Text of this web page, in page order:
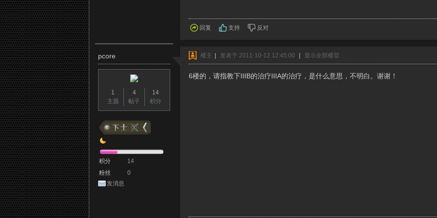
回复 支持 反对
pcore
1
主题
4
帖子
14
积分
积分
14
粉丝
0
发消息
楼主 发表于 2011-10-12 12:45:00 显示全部楼层
6楼的，请指教下IIIB的治疗IIIA的治疗，是什么意思，不明白。谢谢！